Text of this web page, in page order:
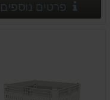
פרטים נוספים